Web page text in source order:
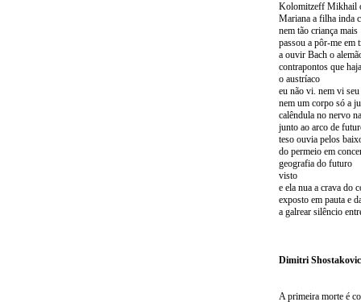
Kolomitzeff Mikhail
Mariana a filha inda
nem tão criança mais
passou a pôr-me em
a ouvir Bach o
contrapontos que
o austríaco
eu não vi. nem vi
nem um corpo só a
calêndula no nervo
junto ao arco de
teso ouvia pelos
do permeio em
geografia do futuro
visto
e ela nua a crava do
exposto em pauta e
a galrear silêncio
Dimitri
A primeira morte é